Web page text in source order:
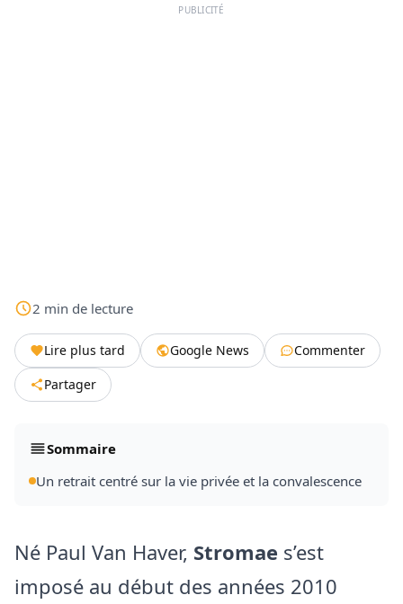
PUBLICITÉ
2 min de lecture
Lire plus tard Google News
Commenter
Partager
Sommaire
Un retrait centré sur la vie privée et la convalescence
Né Paul Van Haver, Stromae s’est
imposé au début des années 2010